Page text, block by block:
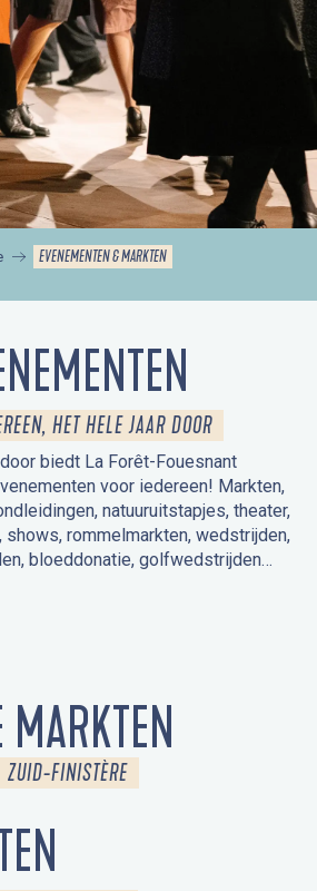
EVENEMENTEN & MARKTEN
HET HELE JAAR DOOR
biedt La Forêt-Fouesnant
voor iedereen! Markten,
natuuruitstapjes, theater,
rommelmarkten, wedstrijden,
bloeddonatie, golfwedstrijden…
MARKTEN
ZUID-FINISTÈRE